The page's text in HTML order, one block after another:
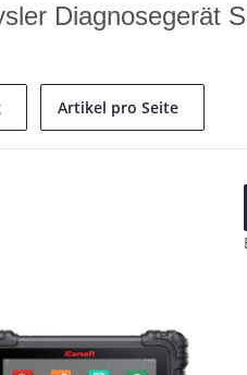
Diagnosegerät
Artikel pro Seite